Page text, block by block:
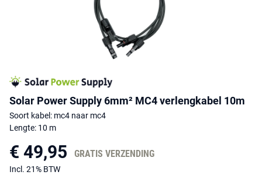
Solar Power Supply 6mm² MC4 verlengkabel 10m
Soort kabel: mc4 naar mc4
Lengte: 10 m
€ 49,95 GRATIS VERZENDING
Incl. 21% BTW